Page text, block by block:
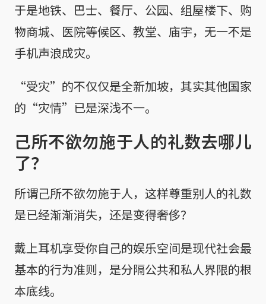
于是地铁、巴士、餐厅、公园、组屋楼下、购
物商城、医院等候区、教堂、庙宇，无一不是
手机声浪成灾。
“受灾”的不仅仅是全新加坡，其实其他国家
的“灾情”已是深浅不一。
己所不欲勿施于人的礼数去哪儿
了？
所谓己所不欲勿施于人，这样尊重别人的礼数
是已经渐渐消失，还是变得奢侈？
戴上耳机享受你自己的娱乐空间是现代社会最
基本的行为准则，是分隔公共和私人界限的根
本底线。